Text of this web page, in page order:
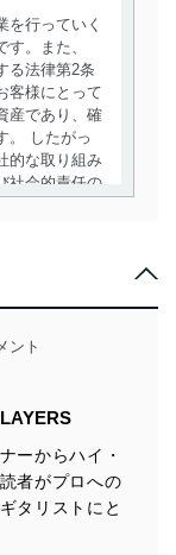
を行っていく
。また、
る法律第2条
客様にとって
産であり、確
。 したがっ
的な取り組み
社会的責任の
で利用目的の
よって取
有している
者への提
してまいり
、適切な管理
ント
ーからハイ・
者がプロへの
タリストにと